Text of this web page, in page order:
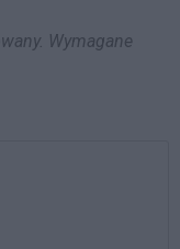
Wymagane